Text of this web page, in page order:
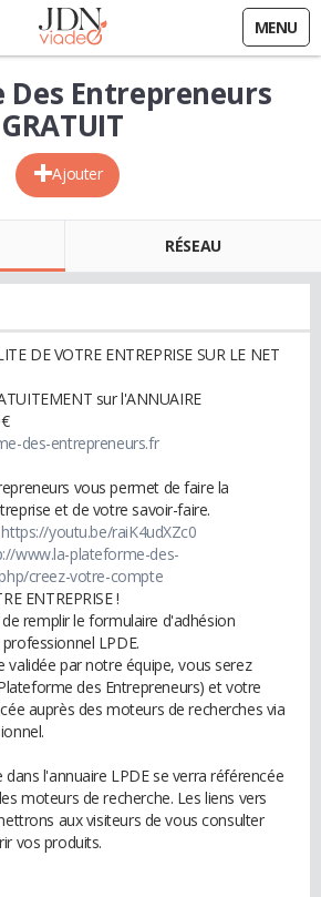
MENU
Ajouter
Entrepreneurs
RÉSEAU
DE VOTRE ENTREPRISE SUR LE NET
sur l'ANNUAIRE
des-entrepreneurs.fr
vous permet de faire la
et de votre savoir-faire.
https://youtu.be/raiK4udXZc0
www.la-plateforme-des-
creez-votre-compte
ENTREPRISE !
remplir le formulaire d'adhésion
LPDE.
validée par notre équipe, vous serez
des Entrepreneurs) et votre
auprès des moteurs de recherches via
l'annuaire LPDE se verra référencée
moteurs de recherche. Les liens vers
aux visiteurs de vous consulter
vos produits.